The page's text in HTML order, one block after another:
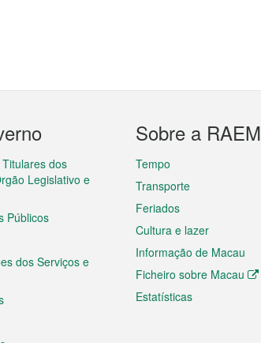
dos
Legislativo e
Públicos
dos Serviços e
Sobre a RAEM
Tempo
Transporte
Feriados
Cultura e lazer
Informação de Macau
Ficheiro sobre Macau
Estatísticas